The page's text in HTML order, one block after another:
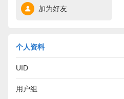
加为好友
个人资料
UID
用户组